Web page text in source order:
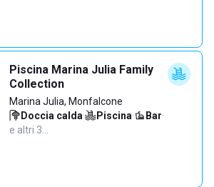
Piscina Marina Julia Family
Collection
Marina Julia, Monfalcone
Doccia calda· Piscina· Bar·
e altri 3…